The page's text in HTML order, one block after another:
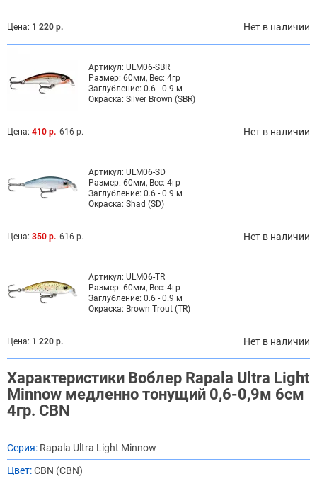
Цена: 1 220 р. Нет в наличии
Артикул: ULM06-SBR
Размер: 60мм, Вес: 4гр
Заглубление: 0.6 - 0.9 м
Окраска: Silver Brown (SBR)
Цена: 410 р. 616 р. Нет в наличии
Артикул: ULM06-SD
Размер: 60мм, Вес: 4гр
Заглубление: 0.6 - 0.9 м
Окраска: Shad (SD)
Цена: 350 р. 616 р. Нет в наличии
Артикул: ULM06-TR
Размер: 60мм, Вес: 4гр
Заглубление: 0.6 - 0.9 м
Окраска: Brown Trout (TR)
Цена: 1 220 р. Нет в наличии
Характеристики Воблер Rapala Ultra Light
Minnow медленно тонущий 0,6-0,9м 6см
4гр. CBN
Серия: Rapala Ultra Light Minnow
Цвет:CBN (CBN)